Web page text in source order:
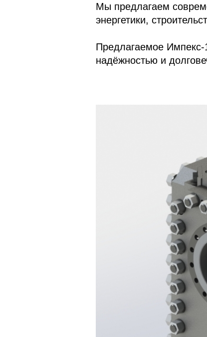
Мы предлагаем
энергетики,
Предлагаемое Импекс-
надёжностью и